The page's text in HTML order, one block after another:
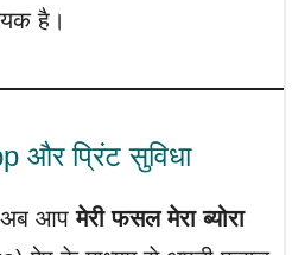
है।
और प्रिंट सुविधा
अब आपमेरी फसल मेरा ब्योरा